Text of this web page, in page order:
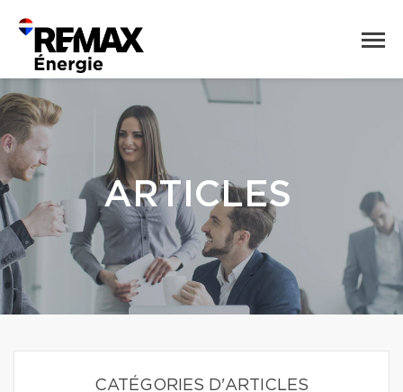
ARTICLES
CATÉGORIES D'ARTICLES